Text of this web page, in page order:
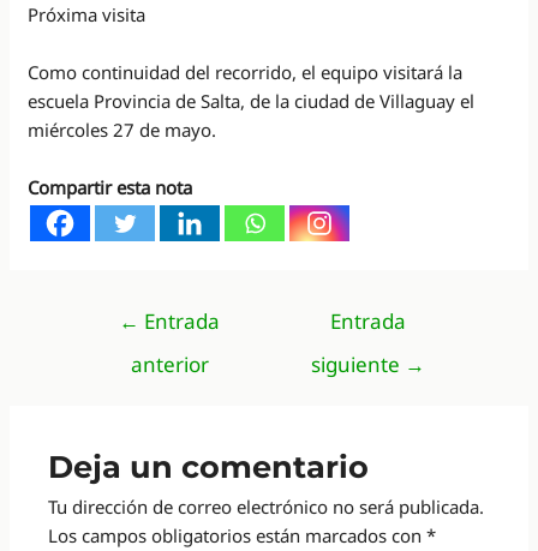
Próxima visita
Como continuidad del recorrido, el equipo visitará la
escuela Provincia de Salta, de la ciudad de Villaguay el
miércoles 27 de mayo.
Compartir esta nota
Navegación
entradas
← Entrada
anterior
Entrada
siguiente →
Deja un comentario
Tu dirección de correo electrónico no será publicada.
Los campos obligatorios están marcados con*